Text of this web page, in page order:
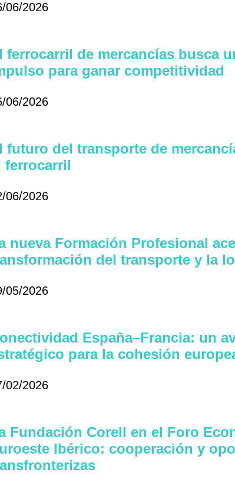
06/2026
ferrocarril de mercancías busca
para ganar competitividad
06/2026
futuro del transporte de
ferrocarril
06/2026
nueva Formación Profesional
del transporte y la
05/2026
España–Francia: un
para la cohesión
02/2026
Fundación Corell en el Foro
Ibérico: cooperación y